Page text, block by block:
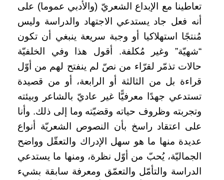
تعاطينا مع الإبداع الشعريّ (والأدبي عموما) على
أنه فعل جاد يستدعي الاجتهاد والدراسة وليس
مُنتجًا استهلاكيا أو وجبة سريعة ينبغي أن تكون
“شهيّة” وغير مُكلفة. أقول هذا وفي الخلفيّة
حالات تذمّر لقرّاء من نصّ لم ينفتح لهم من أوّل
قراءة بل من الثالثة أو الرابعة، أو من قصيدة
تستدعي جهدًا معرفيًّا غير عاديّ بالشاعر وبيئته
وتجربته وظروف حياته وقضيّته وما إلى ذلك. وأنا
على اعتقاد راسخ بأن النصوص الشعريّة أنواع
عديدة منها ما هو سهل الإدراك والتعقّل وواضح
الجماليّة، يُحبّ من أوّل نظرة، ومنها ما يستدعي
الدراسة والتأمّل والتعمّق ومعرفة سابقة بشيء